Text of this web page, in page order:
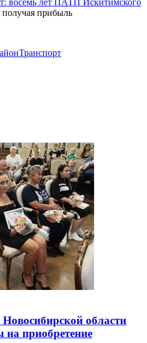
восемь лет ПАТП Искитимского
получая прибыль
Транспорт
области
приобретение